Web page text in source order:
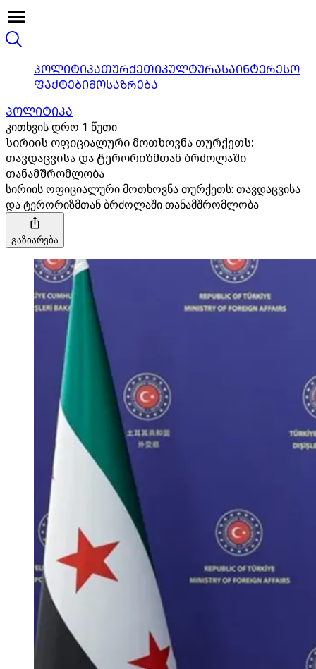
ᲞᲝᲚᲘᲢᲘᲙᲐᲗᲣᲠᲥᲔᲗᲘᲙᲣᲚᲢᲣᲠᲐᲡᲐᲘᲜᲢᲔᲠᲔᲡᲝ
ᲤᲐᲥᲢᲔᲑᲘᲛᲝᲡᲐᲖᲠᲔᲑᲐ
ᲞᲝᲚᲘᲢᲘᲙᲐ
კითხვის დრო 1 წუთი
სირიის ოფიციალური მოთხოვნა თურქეთს:
თავდაცვისა და ტერორიზმთან ბრძოლაში
თანამშრომლობა
სირიის ოფიციალური მოთხოვნა თურქეთს: თავდაცვისა
და ტერორიზმთან ბრძოლაში თანამშრომლობა
გაზიარება